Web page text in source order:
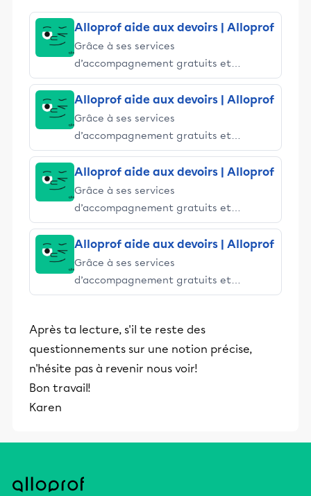
Alloprof aide aux devoirs | Alloprof
Grâce à ses services
d’accompagnement gratuits et
stimulants, Alloprof engage les élèves
et leurs parents dans la réussite
éducative.
Alloprof aide aux devoirs | Alloprof
Grâce à ses services
d’accompagnement gratuits et
stimulants, Alloprof engage les élèves
et leurs parents dans la réussite
éducative.
Alloprof aide aux devoirs | Alloprof
Grâce à ses services
d’accompagnement gratuits et
stimulants, Alloprof engage les élèves
et leurs parents dans la réussite
éducative.
Alloprof aide aux devoirs | Alloprof
Grâce à ses services
d’accompagnement gratuits et
stimulants, Alloprof engage les élèves
éducative.
Après ta lecture, s'il te reste des
questionnements sur une notion précise,
n'hésite pas à revenir nous voir!
Bon travail!
Karen